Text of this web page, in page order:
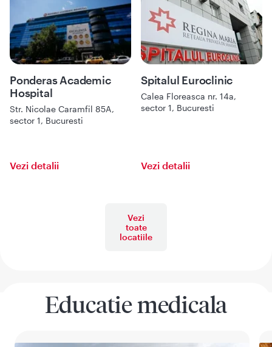
Ponderas Academic
Hospital
Str. Nicolae Caramfil 85A,
sector 1, Bucuresti
Vezi detalii
Spitalul Euroclinic
Calea Floreasca nr. 14a,
sector 1, Bucuresti
Vezi detalii
Vezi
toate
locatiile
Educatie medicala